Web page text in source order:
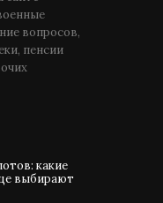
вопросов,
пенсии
какие
выбирают